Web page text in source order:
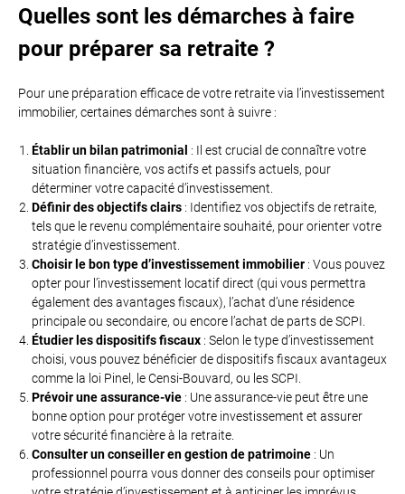
Quelles sont les démarches à faire
pour préparer sa retraite ?
Pour une préparation efficace de votre retraite via l’investissement
immobilier, certaines démarches sont à suivre :
Établir un bilan patrimonial : Il est crucial de connaître votre
situation financière, vos actifs et passifs actuels, pour
déterminer votre capacité d’investissement.
Définir des objectifs clairs : Identifiez vos objectifs de retraite,
tels que le revenu complémentaire souhaité, pour orienter votre
stratégie d’investissement.
Choisir le bon type d’investissement immobilier : Vous pouvez
opter pour l’investissement locatif direct (qui vous permettra
également des avantages fiscaux), l’achat d’une résidence
principale ou secondaire, ou encore l’achat de parts de SCPI.
Étudier les dispositifs fiscaux : Selon le type d’investissement
choisi, vous pouvez bénéficier de dispositifs fiscaux avantageux
comme la loi Pinel, le Censi-Bouvard, ou les SCPI.
Prévoir une assurance-vie : Une assurance-vie peut être une
bonne option pour protéger votre investissement et assurer
votre sécurité financière à la retraite.
Consulter un conseiller en gestion de patrimoine : Un
professionnel pourra vous donner des conseils pour optimiser